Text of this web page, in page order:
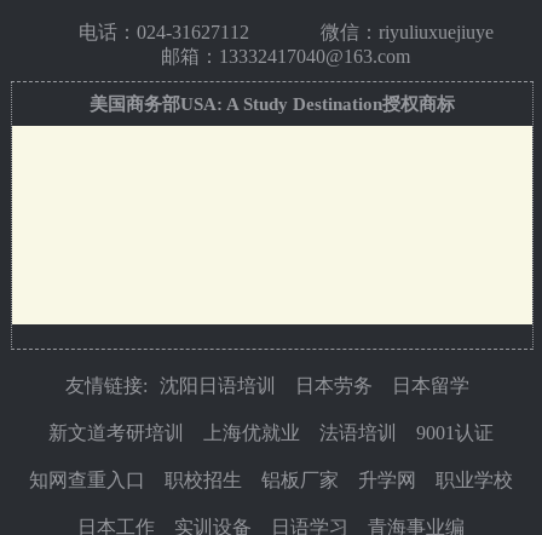
电话： 024-31627112
微信：riyuliuxuejiuye
邮箱：13332417040@163.com
美国商务部USA: A Study Destination授权商标
友情链接: 沈阳日语培训 日本劳务 日本留学
新文道考研培训 上海优就业 法语培训 9001认证
知网查重入口 职校招生 铝板厂家 升学网 职业学校
日本工作 实训设备 日语学习 青海事业编